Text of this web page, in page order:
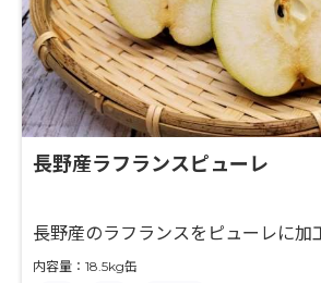
長野産ラフランスピューレ
長野産のラフランスをピューレに加
内容量：18.5kg缶